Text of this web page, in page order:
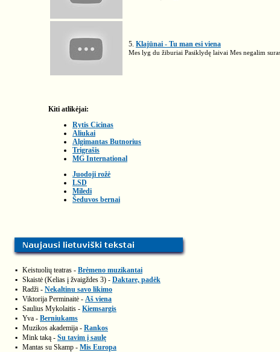
5. Klajūnai - Tu man esi viena
Mes lyg du žiburiai Pasiklydę laivai Mes negalim
Kiti atlikėjai:
Rytis Cicinas
Aliukai
Algimantas Butnorius
Trigrašis
MG International
Juodoji rožė
LSD
Miledi
Šeduvos bernai
▪ Keistuolių teatras - Brėmeno muzikantai
▪ Skaistė (Kelias į žvaigždes 3) - Daktare, padėk
▪ Radži - Nekaltinu savo likimo
▪ Viktorija Perminaitė - Aš viena
▪ Saulius Mykolaitis - Kiemsargis
▪ Yva - Berniukams
▪ Muzikos akademija - Rankos
▪ Mink taką - Su tavim į saulę
▪ Mantas su Skamp - Mis Europa